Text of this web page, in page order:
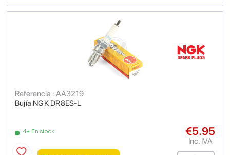
Bujía NGK DR8ES-L
Referencia : AA3219
4+ En stock €5.95
Inc. IVA